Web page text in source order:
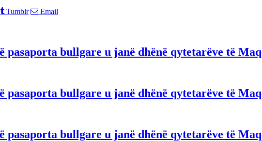
Tumblr Email
bullgare u janë dhënë qytetarëve të
bullgare u janë dhënë qytetarëve të
bullgare u janë dhënë qytetarëve të